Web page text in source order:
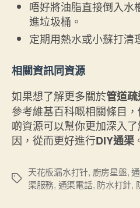
唔好將油脂直接倒入水
進垃圾桶。
定期用熱水或小蘇打清
相關資訊同資源
如果想了解更多關於管道
參考維基百科嘅相關條目
啲資源可以幫你更加深入
因，從而更好進行DIY通渠
Tags
天花板漏水打针, 廚房星盤,
渠服務, 通渠電話, 防水打針,